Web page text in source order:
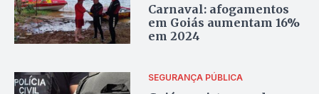
Carnaval: afogamentos
em Goiás aumentam 16%
em 2024
SEGURANÇA PÚBLICA